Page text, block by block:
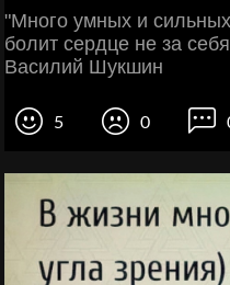
"Много умных и
болит сердце не за
Василий Шукшин
5 0